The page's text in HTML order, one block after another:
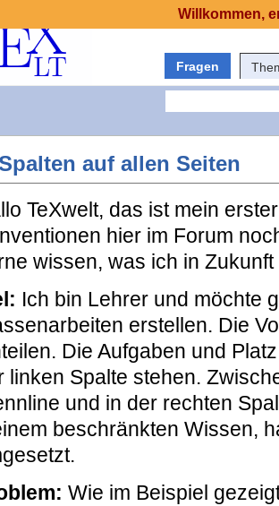
Fragen
auf allen Seiten
TeXwelt, das ist mein
hier im Forum
wissen, was ich in
Ich bin Lehrer und möchte
erstellen. Die
Die Aufgaben und
linken Spalte stehen.
und in der rechten
beschränkten Wissen,
Wie im Beispiel
Willkommen,